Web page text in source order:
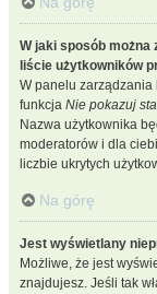
W jaki sposób można
liście użytkowników
W panelu zarządzania
funkcja Nie pokazuj
Nazwa użytkownika
moderatorów i dla
liczbie ukrytych
Na górę
Jest wyświetlany
Możliwe, że jest
znajdujesz. Jeśli tak